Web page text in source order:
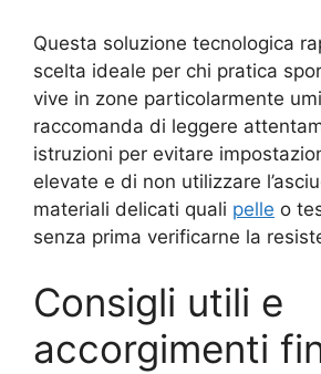
Questa soluzione tecnologica
scelta ideale per chi pratica
vive in zone particolarmente
raccomanda di leggere
istruzioni per evitare
elevate e di non utilizzare
materiali delicati quali pelle o
senza prima verificarne la
Consigli utili e
accorgimenti